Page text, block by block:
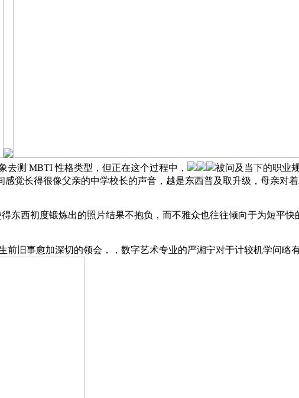
测 MBTI 性格类型，但正在这个过程中，
被问及当下的职业
感觉长得很像父亲的中学校长的声音，越是东西普及取升级，母亲对
西初度锻炼出的照片结果不抱负，而不雅众也往往倾向于为短平快
事愈加深切的领会，，数字艺术专业的严湘宁对于计较机学问略有